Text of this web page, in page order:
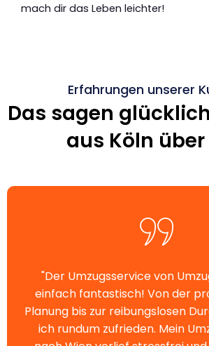
mach dir das Leben leichter!
Erfahrungen unserer
Das sagen
aus Köln
"Der Umzugsservice von
einfach fantastisch! Von der
Planung bis zur reibungslosen
ich rundum zufrieden. Mein